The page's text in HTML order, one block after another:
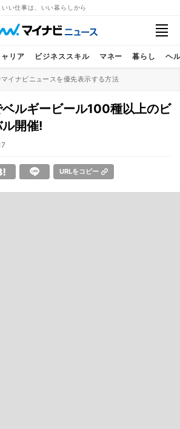
いい仕事は、いい暮らしから
ャリア ビジネススキル マネー 暮らし ヘ
イナビニュースを優先表示する方法
ルギービール100種以上のビ
開催!
URLをコピー